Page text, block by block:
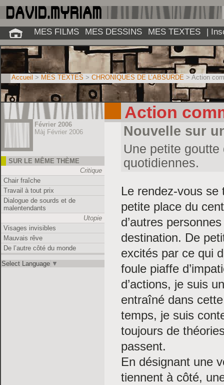
Février 2006
Màj Février 2006
SUR LE MÊME THÈME
Critique
Chair fraîche
Travail à tout prix
Dialogue de sourds et de
malentendants
Utopie
Visages invisibles
Mauvais rêve
De l’autre côté du monde
Select Language ▼
Action
Nouvelle sur
Une petite
quotidiennes.
Le rendez-vous se
petite place du
d’autres
destination. De
excités par ce qui
foule piaffe
d’actions, je suis
entraîné dans
temps, je suis
toujours de
passent.
En désignant une
tiennent à côté,
Accueil > MES TEXTES > CHRONIQUES DE L’ABSURDE > Action
MES FILMS MES DESSINS MES TEXTES |